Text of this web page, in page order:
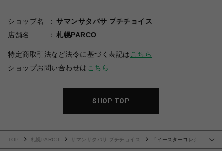
ショップ名
サマンサタバサ プチチョイス
店舗名
札幌PARCO
特定商取引法など法令に基づく表記は こちら
ショップお問い合わせは こちら
SHOP TOP
…
TOP 札幌PARCO サマンサタバサ プチチョイス
「イースターコレク